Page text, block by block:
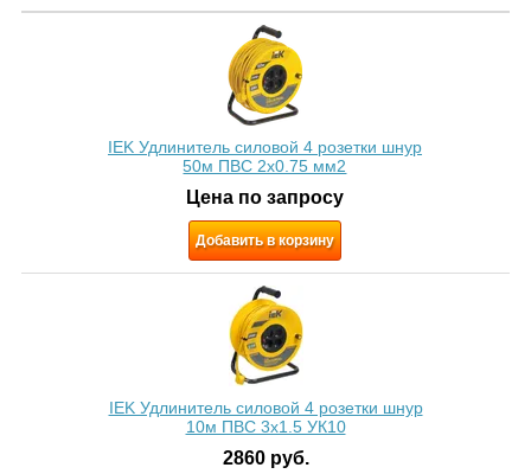
IEK Удлинитель силовой 4 розетки шнур
50м ПВС 2х0.75 мм2
Цена по запросу
Добавить в корзину
IEK Удлинитель силовой 4 розетки шнур
10м ПВС 3x1.5 УК10
2860 руб.